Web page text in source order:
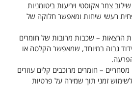
צמר אקוסטי ויריעות ביטומניות
רעשי שיחות ומאפשר חלוקה של
הרצאות – שכבות מרובות של חומרים
גבוה במיוחד, שמאפשר הקלטה או
מסחריים – חומרים מרוכבים קלים עוזרים
לשימוש זמני תוך שמירה על פרטיות